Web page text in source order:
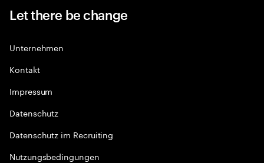
Let there be change
Unternehmen
Kontakt
Impressum
Datenschutz
Datenschutz im Recruiting
Nutzungsbedingungen